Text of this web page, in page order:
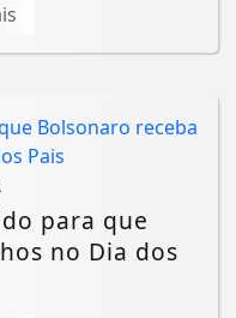
para que
no Dia dos